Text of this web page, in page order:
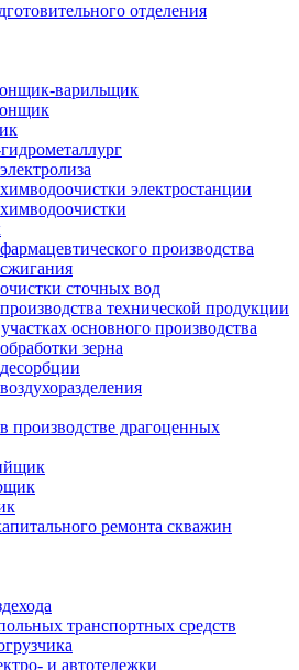
отделения
варильщик
электростанции
производства
сточных вод
технической продукции
основного производства
зерна
производстве драгоценных
ремонта скважин
транспортных средств
и автотележки